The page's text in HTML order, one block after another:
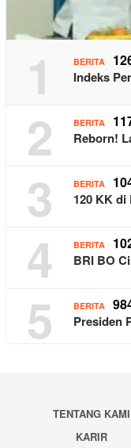
1 BERITA
Indeks
2 BERITA
Reborn!
3 BERITA
120 KK
4 BERITA
BRI BO
5 BERITA
Presiden
TENTANG KAMI
KARIR